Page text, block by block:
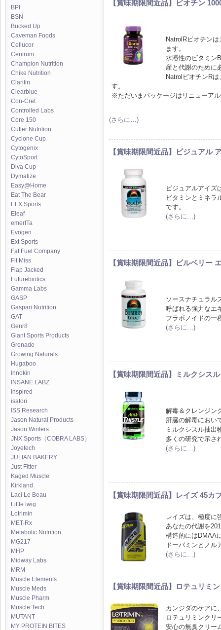
BPI
BSN
Bucked Up
Caveman Foods
Cellucor
Centrum
Champion Nutrition
Chike Nutrition
Claritin
Clearblue
Con-Cret
Controlled Labs
Core 150
Cutler Nutrition
Cyclone Cup
Cytogenix
CytoSport
Diva Cup
Dymatize
Easy@Home
Eat The Bear
EFX Sports
Eleaf
emerITa
Evogen
Ext Sports
Fat Fuel Company
Fit Miss
Flap Jacked
Futurebiotics
Gamma Labs
GASP
Gaspari Nutrition
GAT
Genr8
Giant Sports Products
Grenade
Growing Naturals
Hugaboo
Innokin
INSANE LABZ
Inspired
isatori
ISS Research
Jason Natural Products
Jason Winters
JNX Sports（COBRA LABS）
Joyetech
JULIAN BAKERY
Just Fitter
Kaged Muscle
Kirkland
Laci Le Beau
Little twig
Lotrimin
MET-Rx
Metabolic Nutrition
MG217
MHP
Midway Labs
MRM
Muscle Elements
Muscle Meds
Muscle Pharm
Muscle Tech
MUTANT
MY PROTEIN BITES
【賞味期限間近品】ビオチン
NatrolRビオチン
ます。
水溶性のビタミン
産と代謝のために
NatrolビオチンR
す。
※ただいまパッケージはリニューア
(さらに…)
【賞味期限間近品】ビジュアル
ビジュアルアイズ
ビタミンとミネラ
です。
(さらに…)
【賞味期限間近品】ビルベリー
ソースナチュラル
呼ばれる強力なエ
フラボノイドの一
(さらに…)
【賞味期限間近品】ミルクシス
解毒＆クレンジン
肝臓の解毒におい
ミルクシスル抽出
多くの研究で示さ
(さらに…)
【賞味期限間近品】レイズ 45カ
レイズは、極度に
あなたの代謝を
構造的にはDMAA
ドーパミンとノル
(さらに…)
【賞味期限間近品】ロテュリミ
カンジダのケアに
ロテュリミンクリ
安心の無臭クリー